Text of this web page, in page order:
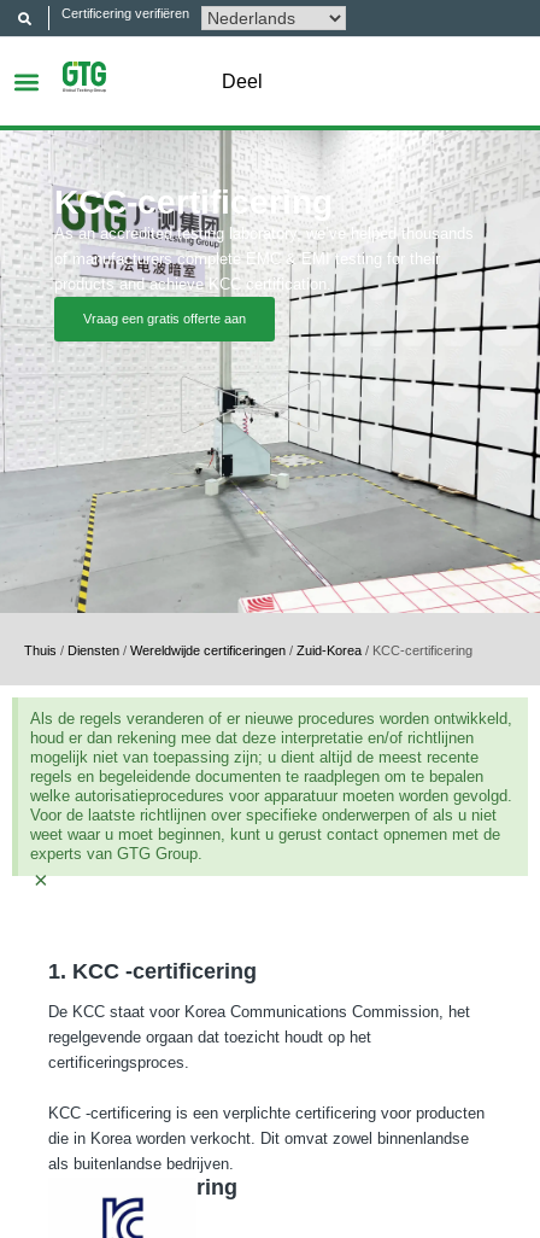
Certificering verifiëren
Deel
KCC-certificering
As an accredited testing laboratory, we’ve helped thousands
of manufacturers complete EMC & EMI testing for their
products and achieve KCC certification.
Vraag een gratis offerte aan
Thuis / Diensten / Wereldwijde certificeringen / Zuid-Korea / KCC-certificering
Als de regels veranderen of er nieuwe procedures worden ontwikkeld,
houd er dan rekening mee dat deze interpretatie en/of richtlijnen
mogelijk niet van toepassing zijn; u dient altijd de meest recente
regels en begeleidende documenten te raadplegen om te bepalen
welke autorisatieprocedures voor apparatuur moeten worden gevolgd.
Voor de laatste richtlijnen over specifieke onderwerpen of als u niet
weet waar u moet beginnen, kunt u gerust contact opnemen met de
experts van GTG Group.
×
1. KCC -certificering
De KCC staat voor Korea Communications Commission, het
regelgevende orgaan dat toezicht houdt op het
certificeringsproces.
KCC -certificering is een verplichte certificering voor producten
die in Korea worden verkocht. Dit omvat zowel binnenlandse
als buitenlandse bedrijven.
2. KCC -markering